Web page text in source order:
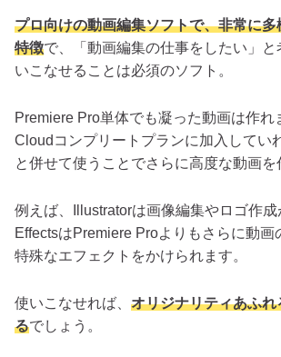
プロ向けの動画編集ソフトで、非常に
特徴で、「動画編集の仕事をしたい」
いこなせることは必須のソフト。
Premiere Pro単体でも凝った動画は作れ
Cloudコンプリートプランに加入してい
と併せて使うことでさらに高度な動画を
例えば、Illustratorは画像編集やロゴ作
EffectsはPremiere Proよりもさらに動画
特殊なエフェクトをかけられます。
使いこなせれば、 オリジナリティあふ
るでしょう。